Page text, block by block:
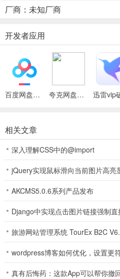
2、【活跃暴富】
3、【线下豪礼】
线下众多福利礼包领取。
4、【剧情豪礼】
梦想三国之勇往直前0.1折手
1、角色经验的获取：
本达到的关卡数越高，挂机获得的角
2、快速作战相关：
快速作战可直接获得大量的挂机收益
特别提示：
厂商：未知厂商
开发者应用
百度网盘绿色免安装Pc电脑版 夸克网盘官方正式版
相关文章
深入理解CSS中的@import
jQuery实现鼠标滑向当前图片高亮
AKCMS5.0.6系列产品发布
Django中实现点击图片链接强制
旅游网站管理系统 TourEx B2C
wordpress博客如何优化，设置更
真有后悔药：这款App可以帮你撤